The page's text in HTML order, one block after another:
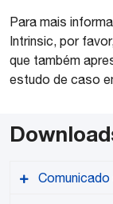
Para mais
Intrinsic, por
que também
estudo de caso